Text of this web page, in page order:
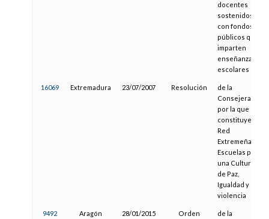
docentes
sostenidos
con fondos
públicos que
imparten
enseñanzas
escolares
16069 Extremadura 23/07/2007 Resolución
de la
Consejera,
por la que se
constituye la
Red
Extremeña de
Escuelas por
una Cultura
de Paz,
Igualdad y No
violencia
9492 Aragón 28/01/2015 Orden
de la